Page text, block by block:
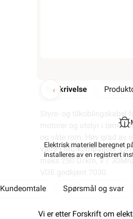
Beskrivelse
motorer og utstyr i tørre,
være EMC-kompatibel.
maks 250 O/km, V / 30Mhz.
Vi er etter Forskrift om
Elektrisk materiell beregnet
installeres av en registrert
Kundeomtale Spørsmål og svar